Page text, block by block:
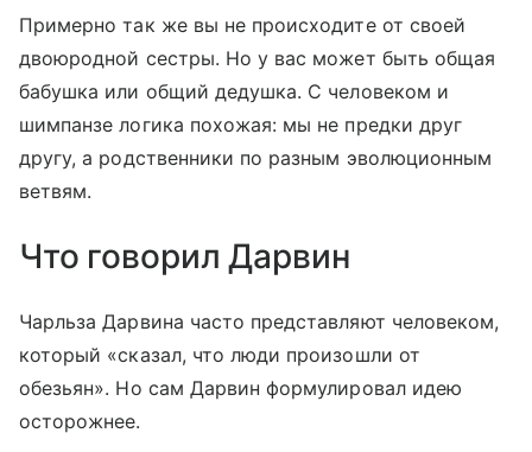
Примерно так же вы не происходите от своей
двоюродной сестры. Но у вас может быть общая
бабушка или общий дедушка. С человеком и
шимпанзе логика похожая: мы не предки друг
другу, а родственники по разным эволюционным
ветвям.
Что говорил Дарвин
Чарльза Дарвина часто представляют человеком,
который «сказал, что люди произошли от
обезьян». Но сам Дарвин формулировал идею
осторожнее.